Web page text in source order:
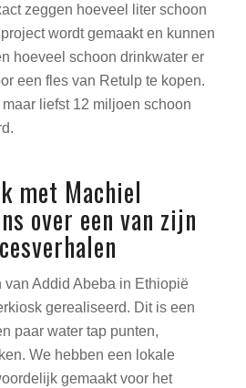
zeggen hoeveel liter schoon
wordt gemaakt en kunnen
hoeveel schoon drinkwater er
een fles van Retulp te kopen.
maar liefst 12 miljoen schoon
met Machiel
over een van zijn
van Addid Abeba in Ethiopië
gerealiseerd. Dit is een
paar water tap punten,
We hebben een lokale
gemaakt voor het